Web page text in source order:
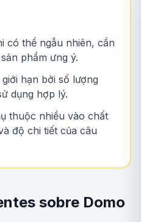
có thể ngẫu nhiên, cần
phẩm ưng ý.
hạn bởi số lượng
dụng hợp lý.
thuộc nhiều vào chất
độ chi tiết của câu
sobre Domo